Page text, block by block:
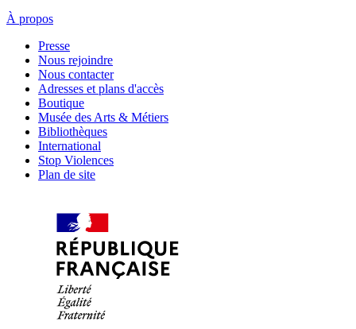
À propos
Presse
Nous rejoindre
Nous contacter
Adresses et plans d'accès
Boutique
Musée des Arts & Métiers
Bibliothèques
International
Stop Violences
Plan de site